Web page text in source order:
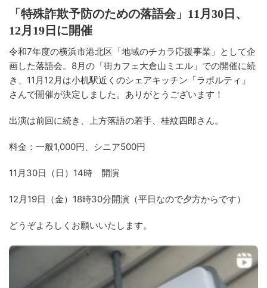
「特殊詐欺予防のための落語会」11月30日、
12月19日に開催
令和7年度の横浜市港北区「地域のチカラ応援事業」として企
画した落語会。8月の「街カフェ大倉山ミエル」での開催に続
き、11月12月は小机駅近くのシェアキッチン「ラポルティ」
さんで開催が決定しました。ありがとうございます！
出演は前回に続き、上方落語の若手、桂紋四郎さん。
料金：一般1,000円、シニア500円
11月30日（日）14時 開演
12月19日（金）18時30分開演（平日なので夕方からです）
どうぞよろしくお願いいたします。